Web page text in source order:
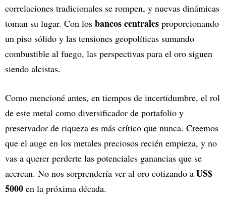
correlaciones tradicionales se rompen, y nuevas dinámicas
toman su lugar. Con los bancos centrales proporcionando
un piso sólido y las tensiones geopolíticas sumando
combustible al fuego, las perspectivas para el oro siguen
siendo alcistas.
Como mencioné antes, en tiempos de incertidumbre, el rol
de este metal como diversificador de portafolio y
preservador de riqueza es más crítico que nunca. Creemos
que el auge en los metales preciosos recién empieza, y no
vas a querer perderte las potenciales ganancias que se
acercan. No nos sorprendería ver al oro cotizando a US$
5000 en la próxima década.